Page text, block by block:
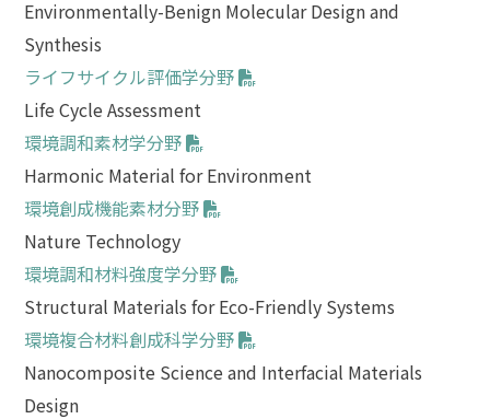
Environmentally-Benign Molecular Design and
Synthesis
ライフサイクル評価学分野
Life Cycle Assessment
環境調和素材学分野
Harmonic Material for Environment
環境創成機能素材分野
Nature Technology
環境調和材料強度学分野
Structural Materials for Eco-Friendly Systems
環境複合材料創成科学分野
Nanocomposite Science and Interfacial Materials
Design